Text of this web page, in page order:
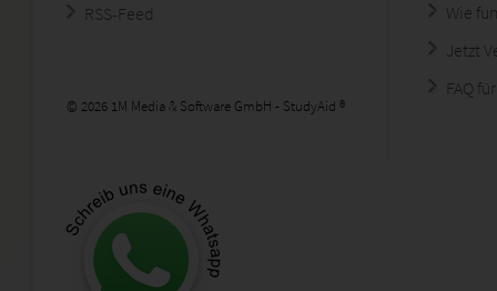
RSS-Feed
© 2026 1M Media & Software GmbH - StudyAid ®
Wie
Jetzt
FAQ